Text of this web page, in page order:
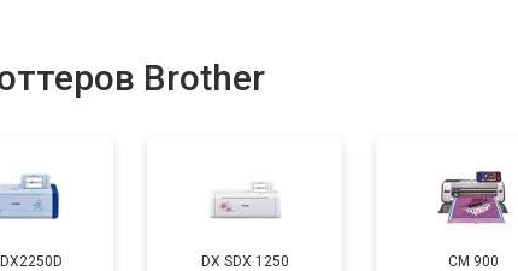
от 110 мин
Brother
DX SDX 1250 CM 900